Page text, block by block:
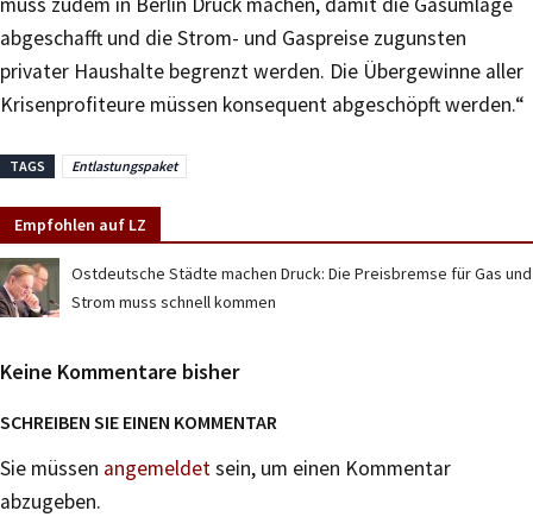
abgeschafft und die Strom- und Gaspreise zugunsten
privater Haushalte begrenzt werden. Die Übergewinne aller
Krisenprofiteure müssen konsequent abgeschöpft werden.“
TAGS Entlastungspaket
Empfohlen auf LZ
Ostdeutsche Städte machen Druck: Die Preisbremse für Gas und
Strom muss schnell kommen
Keine Kommentare bisher
SCHREIBEN SIE EINEN KOMMENTAR
Sie müssen angemeldetsein, um einen Kommentar
abzugeben.